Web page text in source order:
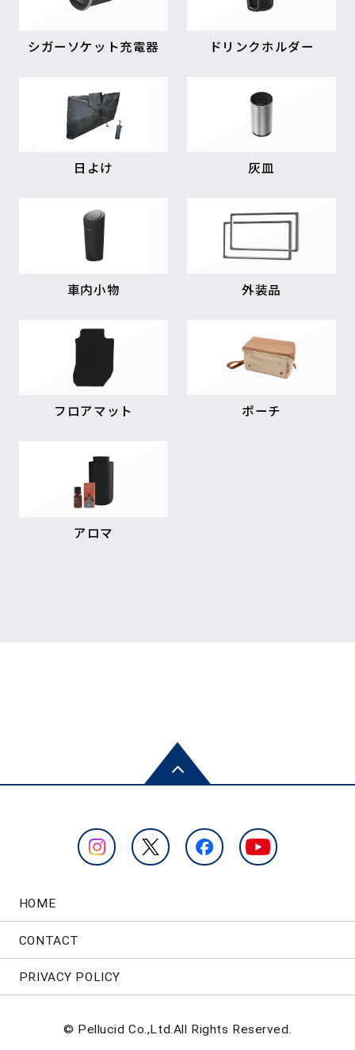
シガーソケット充電器 ドリンクホルダー
日よけ 灰皿
車内小物 外装品
フロアマット ポーチ
アロマ
HOME
CONTACT
PRIVACY POLICY
© Pellucid Co.,Ltd.All Rights Reserved.